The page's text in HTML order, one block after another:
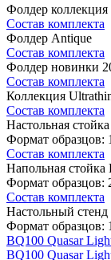
Фолдер коллекция
Состав комплекта
Фолдер Antique
Состав комплекта
Фолдер новинки
Состав комплекта
Коллекция
Состав комплекта
Настольная
Формат образцов:
Состав комплекта
Напольная стойка
Формат образцов:
Состав комплекта
Настольный стенд
Формат образцов:
BQ100 Quasar
BQ100 Quasar